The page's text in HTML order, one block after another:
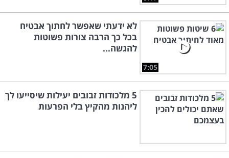
7:05
לא ידעתי שאפשר לחתוך אבטיח
בכל כך הרבה צורות פשוטות
להגשה...
5 מלכודות זבובים יעילות שיסייעו לך
ליהנות מהקיץ בלי הפרעות